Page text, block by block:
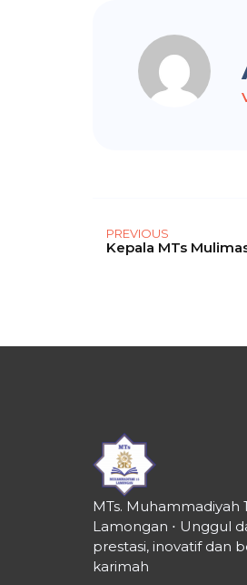
PREVIOUS
MTs. Muhammadiyah
Lamongan ⋅ Unggul
prestasi, inovatif dan
karimah